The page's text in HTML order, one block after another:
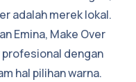
adalah merek lokal.
Emina, Make Over
dengan
hal pilihan warna.